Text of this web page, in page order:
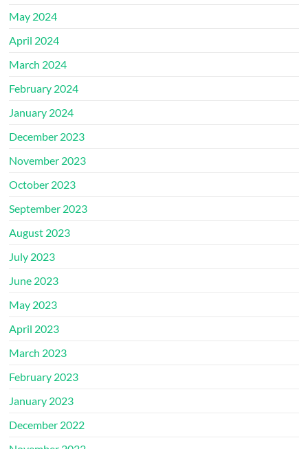
May 2024
April 2024
March 2024
February 2024
January 2024
December 2023
November 2023
October 2023
September 2023
August 2023
July 2023
June 2023
May 2023
April 2023
March 2023
February 2023
January 2023
December 2022